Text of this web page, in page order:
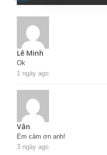
Lê Minh
Ok
1 ngày ago
Vân
Em cảm ơn anh!
3 ngày ago